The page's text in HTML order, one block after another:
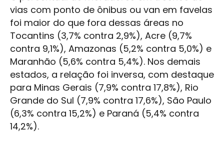
vias com ponto de ônibus ou van em favelas
foi maior do que fora dessas áreas no
Tocantins (3,7% contra 2,9%), Acre (9,7%
contra 9,1%), Amazonas (5,2% contra 5,0%) e
Maranhão (5,6% contra 5,4%). Nos demais
estados, a relação foi inversa, com destaque
para Minas Gerais (7,9% contra 17,8%), Rio
Grande do Sul (7,9% contra 17,6%), São Paulo
(6,3% contra 15,2%) e Paraná (5,4% contra
14,2%).